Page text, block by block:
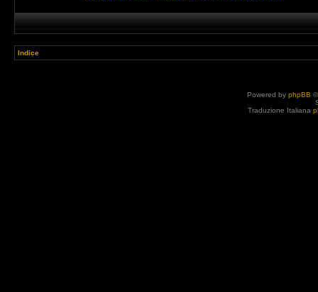
Indice
Powered by phpBB
Traduzione Italiana